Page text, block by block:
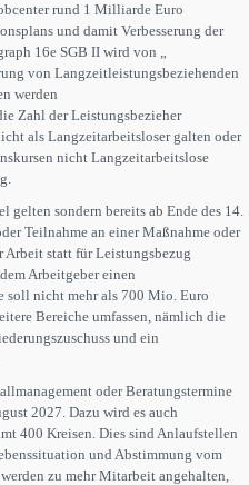
rund 1 Milliarde Euro
und damit Verbesserung der
16e SGB II wird von „
von Langzeitleistungsbeziehenden
werden
Zahl der Leistungsbezieher
als Langzeitarbeitsloser galten oder
nicht Langzeitarbeitslose
gelten sondern bereits ab Ende des 14.
Teilnahme an einer Maßnahme oder
Arbeit statt für Leistungsbezug
Arbeitgeber einen
soll nicht mehr als 700 Mio. Euro
Bereiche umfassen, nämlich die
und ein
oder Beratungstermine
2027. Dazu wird es auch
400 Kreisen. Dies sind Anlaufstellen
und Abstimmung vom
zu mehr Mitarbeit angehalten,